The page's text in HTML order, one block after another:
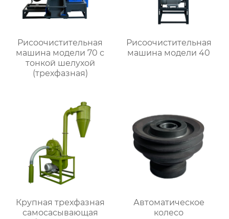
Рисоочистительная
машина модели 70 с
тонкой шелухой
(трехфазная)
Рисоочистительная
машина модели 40
Крупная трехфазная
самоcасывающая
Автоматическое
колесо